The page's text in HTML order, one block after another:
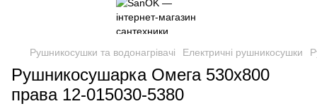
Рушникосушки та водонагрівачі Електричні рушникосушки
Рушникосушарка Омега 530х800
права 12-015030-5380